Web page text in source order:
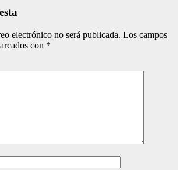
electrónico no será publicada. Los campos
con *